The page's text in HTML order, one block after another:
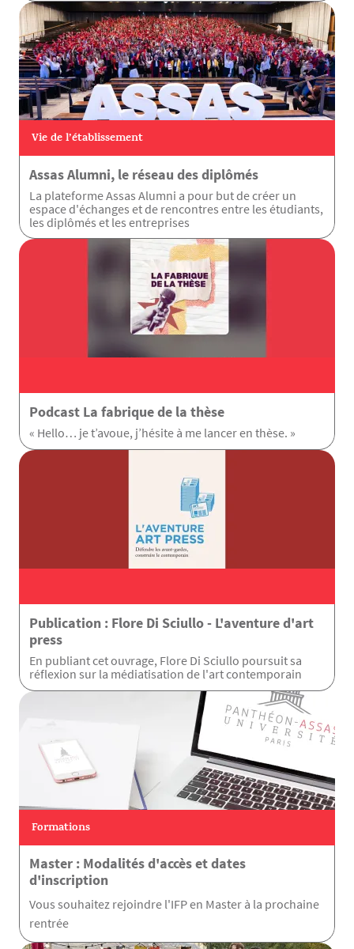
Vie de l’établissement
Assas Alumni, le réseau des diplômés
La plateforme Assas Alumni a pour but de créer un
espace d'échanges et de rencontres entre les étudiants,
les diplômés et les entreprises
Podcast La fabrique de la thèse
« Hello… je t’avoue, j’hésite à me lancer en thèse. »
Publication : Flore Di Sciullo - L'aventure d'art
press
En publiant cet ouvrage, Flore Di Sciullo poursuit sa
réflexion sur la médiatisation de l'art contemporain
Formations
Master : Modalités d'accès et dates
d'inscription
Vous souhaitez rejoindre l'IFP en Master à la prochaine
rentrée